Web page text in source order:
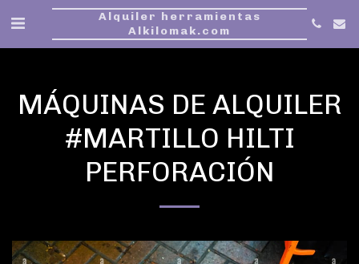
Alquiler herramientas
Alkilomak.com
MÁQUINAS DE ALQUILER
#MARTILLO HILTI
PERFORACIÓN